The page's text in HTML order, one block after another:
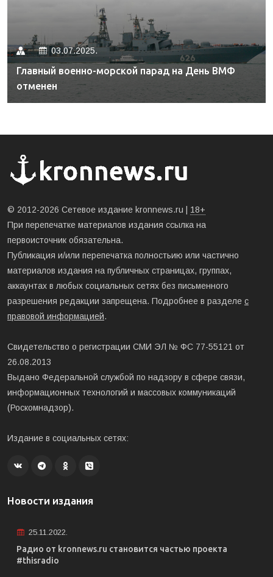
03.07.2025.
Главный военно-морской парад на День ВМФ
отменен
© 2012-2026 Сетевое издание kronnews.ru | 18+
При перепечатке материалов издания ссылка на
первоисточник обязательна.
Публикация и/или перепечатка полностьию или частично
материалов издания на публичных страницах, группах,
аккаунтах в любых социальных сетях без письменного
разрешения редакции запрещена. Подробнее в разделе с
правовой информацией.
Свидетельство о регистрации СМИ ЭЛ № ФС 77-55121 от
26.08.2013
Выдано Федеральной службой по надзору в сфере связи,
информационных технологий и массовых коммуникаций
(Роскомнадзор).
Издание в социальных сетях:
Новости издания
25.11.2022.
Радио от kronnews.ru становится частью проекта
#thisradio